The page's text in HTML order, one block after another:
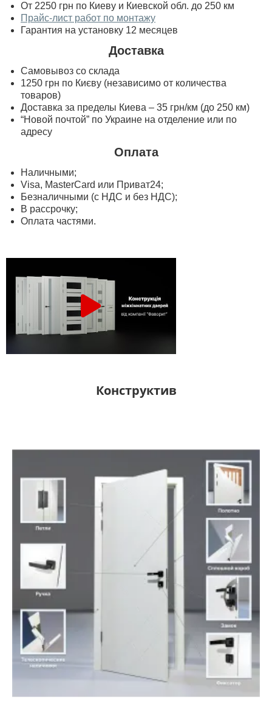
От 2250 грн по Киеву и Киевской обл. до 250 км
Прайс-лист работ по монтажу
Гарантия на установку 12 месяцев
Доставка
Самовывоз со склада
1250 грн по Києву (независимо от количества
товаров)
Доставка за пределы Киева – 35 грн/км (до 250 км)
“Новой почтой” по Украине на отделение или по
адресу
Оплата
Наличными;
Visa, MasterСard или Приват24;
Безналичными (с НДС и без НДС);
В рассрочку;
Оплата частями.
Конструктив